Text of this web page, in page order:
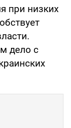
при низких
дело с